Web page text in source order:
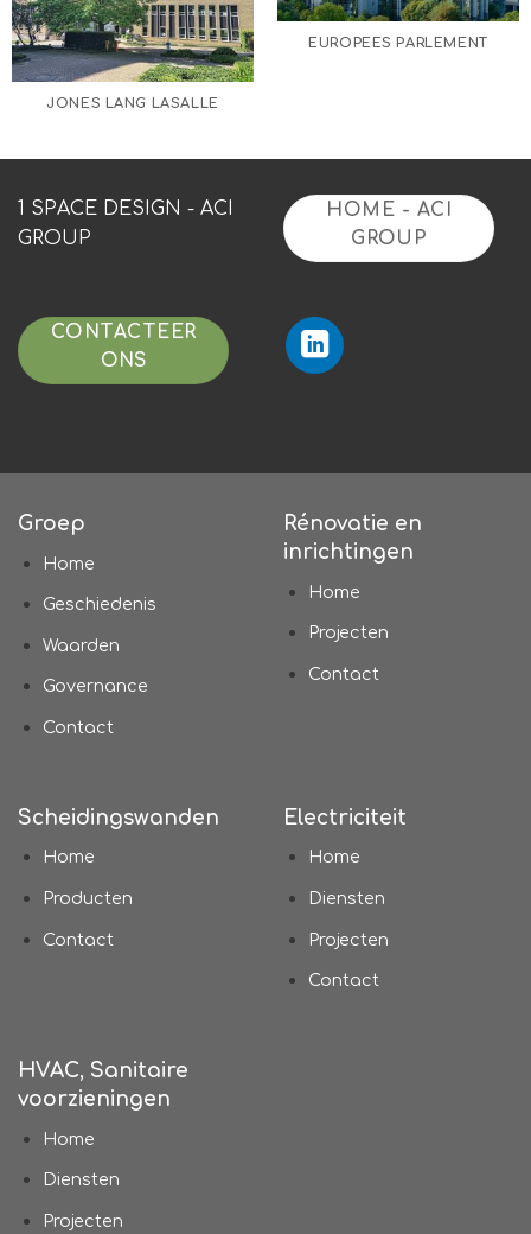
JONES LANG LASALLE
EUROPEES PARLEMENT
1 SPACE DESIGN - ACI
GROUP
HOME - ACI
GROUP
CONTACTEER
ONS
Groep
Home
Geschiedenis
Waarden
Governance
Contact
Rénovatie en
inrichtingen
Home
Projecten
Contact
Scheidingswanden
Home
Producten
Contact
Electriciteit
Home
Diensten
Projecten
Contact
HVAC, Sanitaire
voorzieningen
Home
Diensten
Projecten